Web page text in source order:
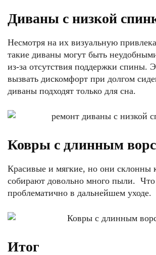
Диваны с низкой
Несмотря на их визуальную
такие диваны могут быть
из-за отсутствия поддержки спины.
вызвать дискомфорт при долгом
диваны подходят только для сна.
Ковры с длинным
Красивые и мягкие, но они склонны
собирают довольно много пыли.
проблематично в дальнейшем уходе.
Итог